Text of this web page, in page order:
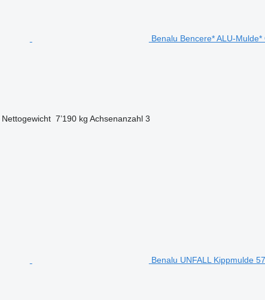
Benalu Bencere* ALU-
Nettogewicht 7’190 kg Achsenanzahl 3
Benalu UNFALL Kippmulde